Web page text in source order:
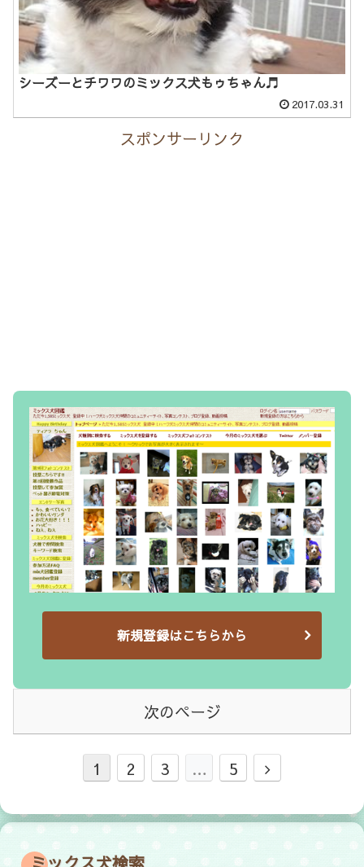
シーズーとチワワのミックス犬もゥちゃん♬
2017.03.31
スポンサーリンク
新規登録はこちらから
次のページ
1 2 3 … 5
ミックス犬検索